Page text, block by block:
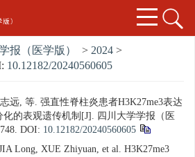
报（医学版） > 2024 >
10.12182/20240560605
远, 等. 强直性脊柱炎患者H3K27me3表达
的表观遗传机制[J]. 四川大学学报（医
DOI: 10.12182/20240560605
Long, XUE Zhiyuan, et al. H3K27me3